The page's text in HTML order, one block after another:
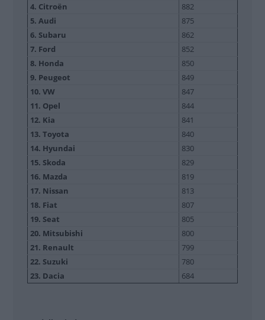
4. Citroën
882
5. Audi
875
6. Subaru
862
7. Ford
852
8. Honda
850
9. Peugeot
849
10. VW
847
11. Opel
844
12. Kia
841
13. Toyota
840
14. Hyundai
830
15. Skoda
829
16. Mazda
819
17. Nissan
813
18. Fiat
807
19. Seat
805
20. Mitsubishi
800
21. Renault
799
22. Suzuki
780
23. Dacia
684